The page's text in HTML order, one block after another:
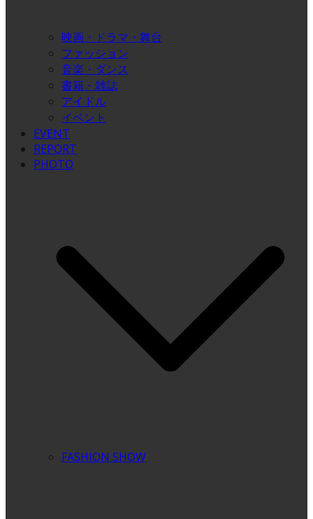
映画・ドラマ・舞台
ファッション
音楽・ダンス
書籍・雑誌
アイドル
イベント
EVENT
REPORT
PHOTO
FASHION SHOW